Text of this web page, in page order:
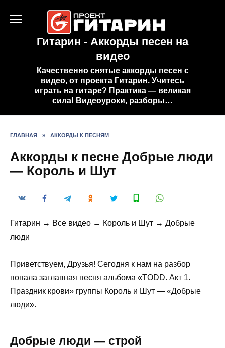
Гитарин - Аккорды песен на
видео
Качественно снятые аккорды песен с
видео, от проекта Гитарин. Учитесь
играть на гитаре? Практика — великая
сила! Видеоуроки, разборы…
ГЛАВНАЯ » АККОРДЫ К ПЕСНЯМ
Аккорды к песне Добрые люди
— Король и Шут
Гитарин → Все видео → Король и Шут → Добрые
люди
Приветствуем, Друзья! Сегодня к нам на разбор
попала заглавная песня альбома «TODD. Акт 1.
Праздник крови» группы Король и Шут — «Добрые
люди».
Добрые люди — строй